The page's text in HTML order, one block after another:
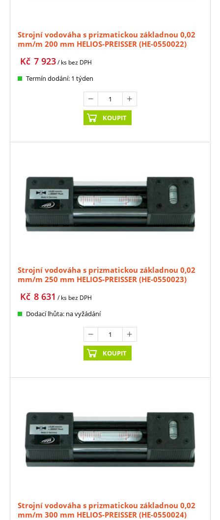
Strojní vodováha s prizmatickou základnou 0,02
mm/m 200 mm HELIOS-PREISSER (HE-0550022)
7 923
Kč / ks bez DPH
Termín dodání: 1 týden
KOUPIT
Strojní vodováha s prizmatickou základnou 0,02
mm/m 250 mm HELIOS-PREISSER (HE-0550023)
8 631
Kč / ks bez DPH
Dodací lhůta: na vyžádání
KOUPIT
Strojní vodováha s prizmatickou základnou 0,02
mm/m 300 mm HELIOS-PREISSER (HE-0550024)